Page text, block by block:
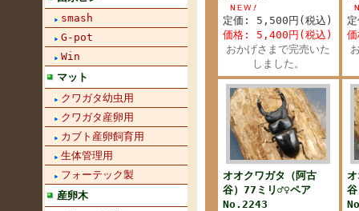
smash
G-pot
Win
マット
クワガタ幼虫用
クワガタ産卵用
カブト産卵飼育用
生体管理用
フォーテック製
産卵木
定価: 5,500円(税込)
価格: 5,400円(税込)
おかげさまで完売いた
しました。
オオクワガタ（阿古
谷）77ミリ♂♀ペア
No.2243